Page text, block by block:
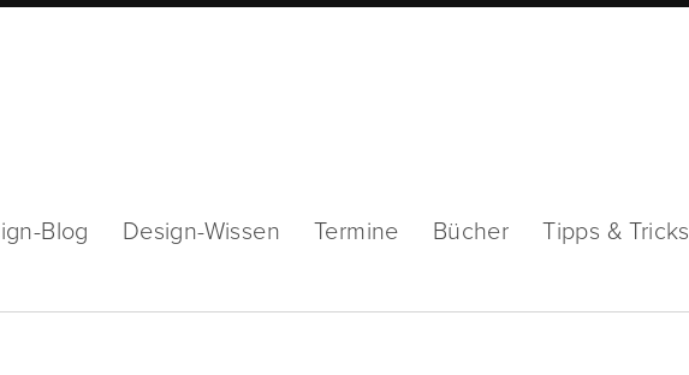
Blog Design-Wissen Termine Bücher Tipps & Tricks